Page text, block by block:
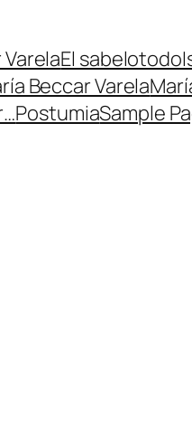
El sabelotodo
Beccar Varela
PostumiaSample